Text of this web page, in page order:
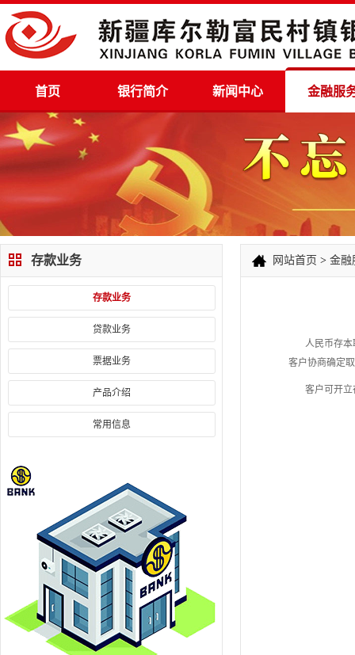
首页 银行简介 新闻中心 金融服
存款业务
存款业务
贷款业务
票据业务
产品介绍
常用信息
网站首页 > 金融
人民币存本取
客户协商确定
客户可开立